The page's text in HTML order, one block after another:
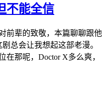
不能全信
前辈的致敬，本篇聊聊跟他
总会让我想起这部老漫。
在那呢，Doctor X多么爽，